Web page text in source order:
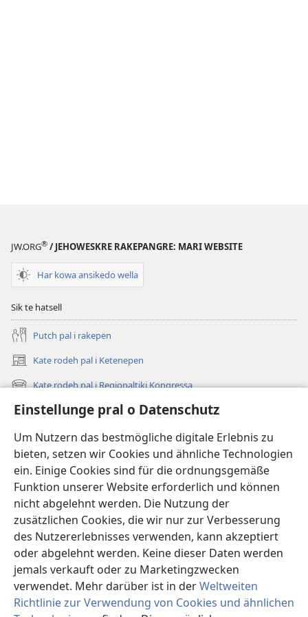
Einstellunge pral o Datenschutz
Um Nutzern das bestmögliche digitale Erlebnis zu
bieten, setzen wir Cookies und ähnliche Technologien
ein. Einige Cookies sind für die ordnungsgemäße
Funktion unserer Website erforderlich und können
nicht abgelehnt werden. Die Nutzung der
zusätzlichen Cookies, die wir nur zur Verbesserung
des Nutzererlebnisses verwenden, kann akzeptiert
oder abgelehnt werden. Keine dieser Daten werden
jemals verkauft oder zu Marketingzwecken
verwendet. Mehr darüber ist in derWeltweiten
Richtlinie zur Verwendung von Cookies und ähnlichen
JW.ORG® / JEHOWESKRE RAKEPANGRE: MARI WEBSITE
Har kowa ansikedo wella
Sik te hatsell
Putch pal i rakepen
Kate rodeh pal i Ketenepen
(opens
new Kate rodeh pal i Regionaltiki Kongressa
(opens
new
window)
Dikh, hoi newes hi
Videos
Rode
Te khameh lowe te dell
(opens
window)Watchtower Online Bibliotheka
(opens
new
window)JW Hub®
(opens
new
window)